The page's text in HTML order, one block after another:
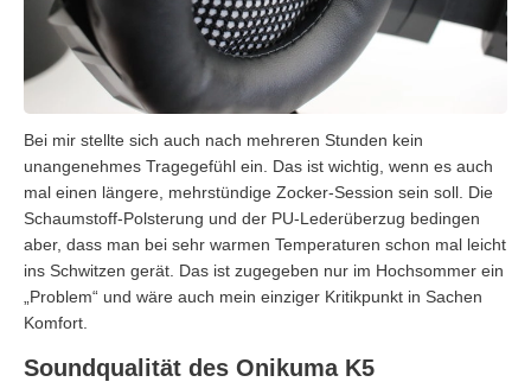
Bei mir stellte sich auch nach mehreren Stunden kein
unangenehmes Tragegefühl ein. Das ist wichtig, wenn es auch
mal einen längere, mehrstündige Zocker-Session sein soll. Die
Schaumstoff-Polsterung und der PU-Lederüberzug bedingen
aber, dass man bei sehr warmen Temperaturen schon mal leicht
ins Schwitzen gerät. Das ist zugegeben nur im Hochsommer ein
„Problem“ und wäre auch mein einziger Kritikpunkt in Sachen
Komfort.
Soundqualität des Onikuma K5